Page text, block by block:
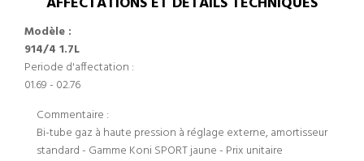
Modèle :
914/4 1.7L
Periode d'affectation :
01.69 - 02.76
Commentaire :
Bi-tube gaz à haute pression à réglage externe, amortisseur
standard - Gamme Koni SPORT jaune - Prix unitaire